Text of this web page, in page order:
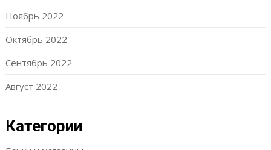
Ноябрь 2022
Октябрь 2022
Сентябрь 2022
Август 2022
Категории